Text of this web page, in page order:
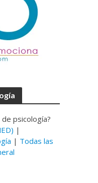
psicología?
|
| Todas las